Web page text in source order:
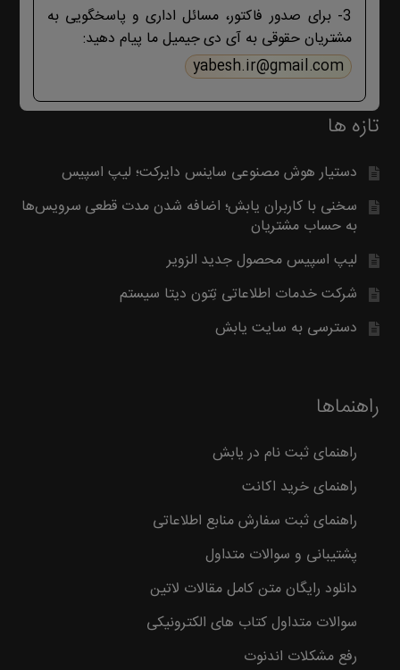
3- برای صدور فاکتور، مسائل اداری و پاسخگویی به
مشتریان حقوقی به آی دی جیمیل ما پیام دهید:
yabesh.ir@gmail.com
تازه ها
دستیار هوش مصنوعی ساینس دایرکت؛ لیپ اسپیس
سخنی با کاربران یابش؛ اضافه شدن مدت قطعی سرویس‌ها
به حساب مشتریان
لیپ اسپیس محصول جدید الزویر
شرکت خدمات اطلاعاتی تِتون دیتا سیستم
دسترسی به سایت یابش
راهنماها
راهنمای ثبت نام در یابش
راهنمای خرید اکانت
راهنمای ثبت سفارش منابع اطلاعاتی
پشتیبانی و سوالات متداول
دانلود رایگان متن کامل مقالات لاتین
سوالات متداول کتاب های الکترونیکی
رفع مشکلات اندنوت